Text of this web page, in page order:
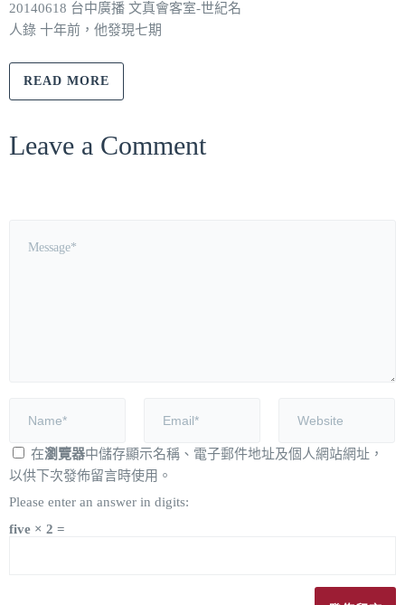
20140618 台中廣播 文真會客室-世紀名
人錄 十年前，他發現七期
READ MORE
Leave a Comment
在瀏覽器中儲存顯示名稱、電子郵件地址及個人網站網址，
以供下次發佈留言時使用。
Please enter an answer in digits:
five × 2 =